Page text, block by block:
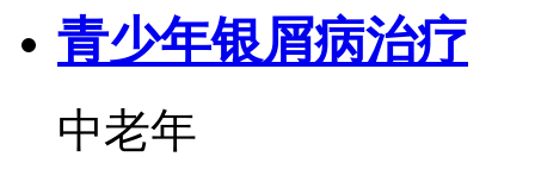
青少年银屑病治疗
中老年